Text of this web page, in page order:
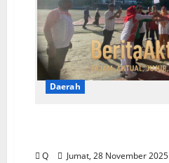
Daerah
Q Jumat, 28 November 2025